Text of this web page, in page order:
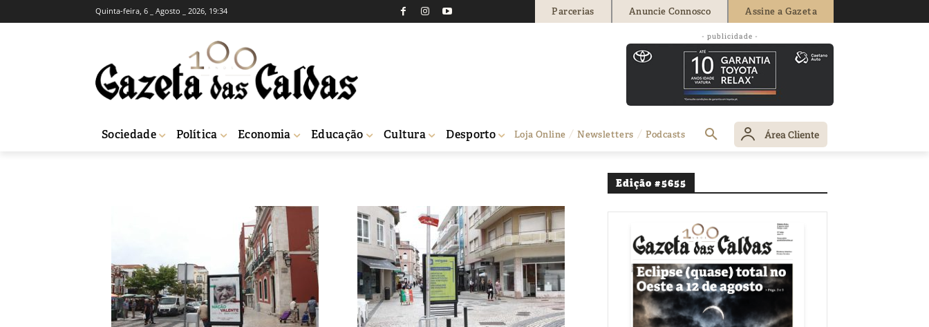
Quinta-feira, 6 _ Agosto _ 2026, 19:34 Parcerias Anuncie Connosco Assine a Gazeta
- publicidade -
Sociedade Política Economia Educação Cultura Desporto Loja Online Newsletters Podcasts Área Cliente
POLÍTICA
Vereadores do PS criticam localização dos novos múpis
Joel Ribeiro
Edição #5655